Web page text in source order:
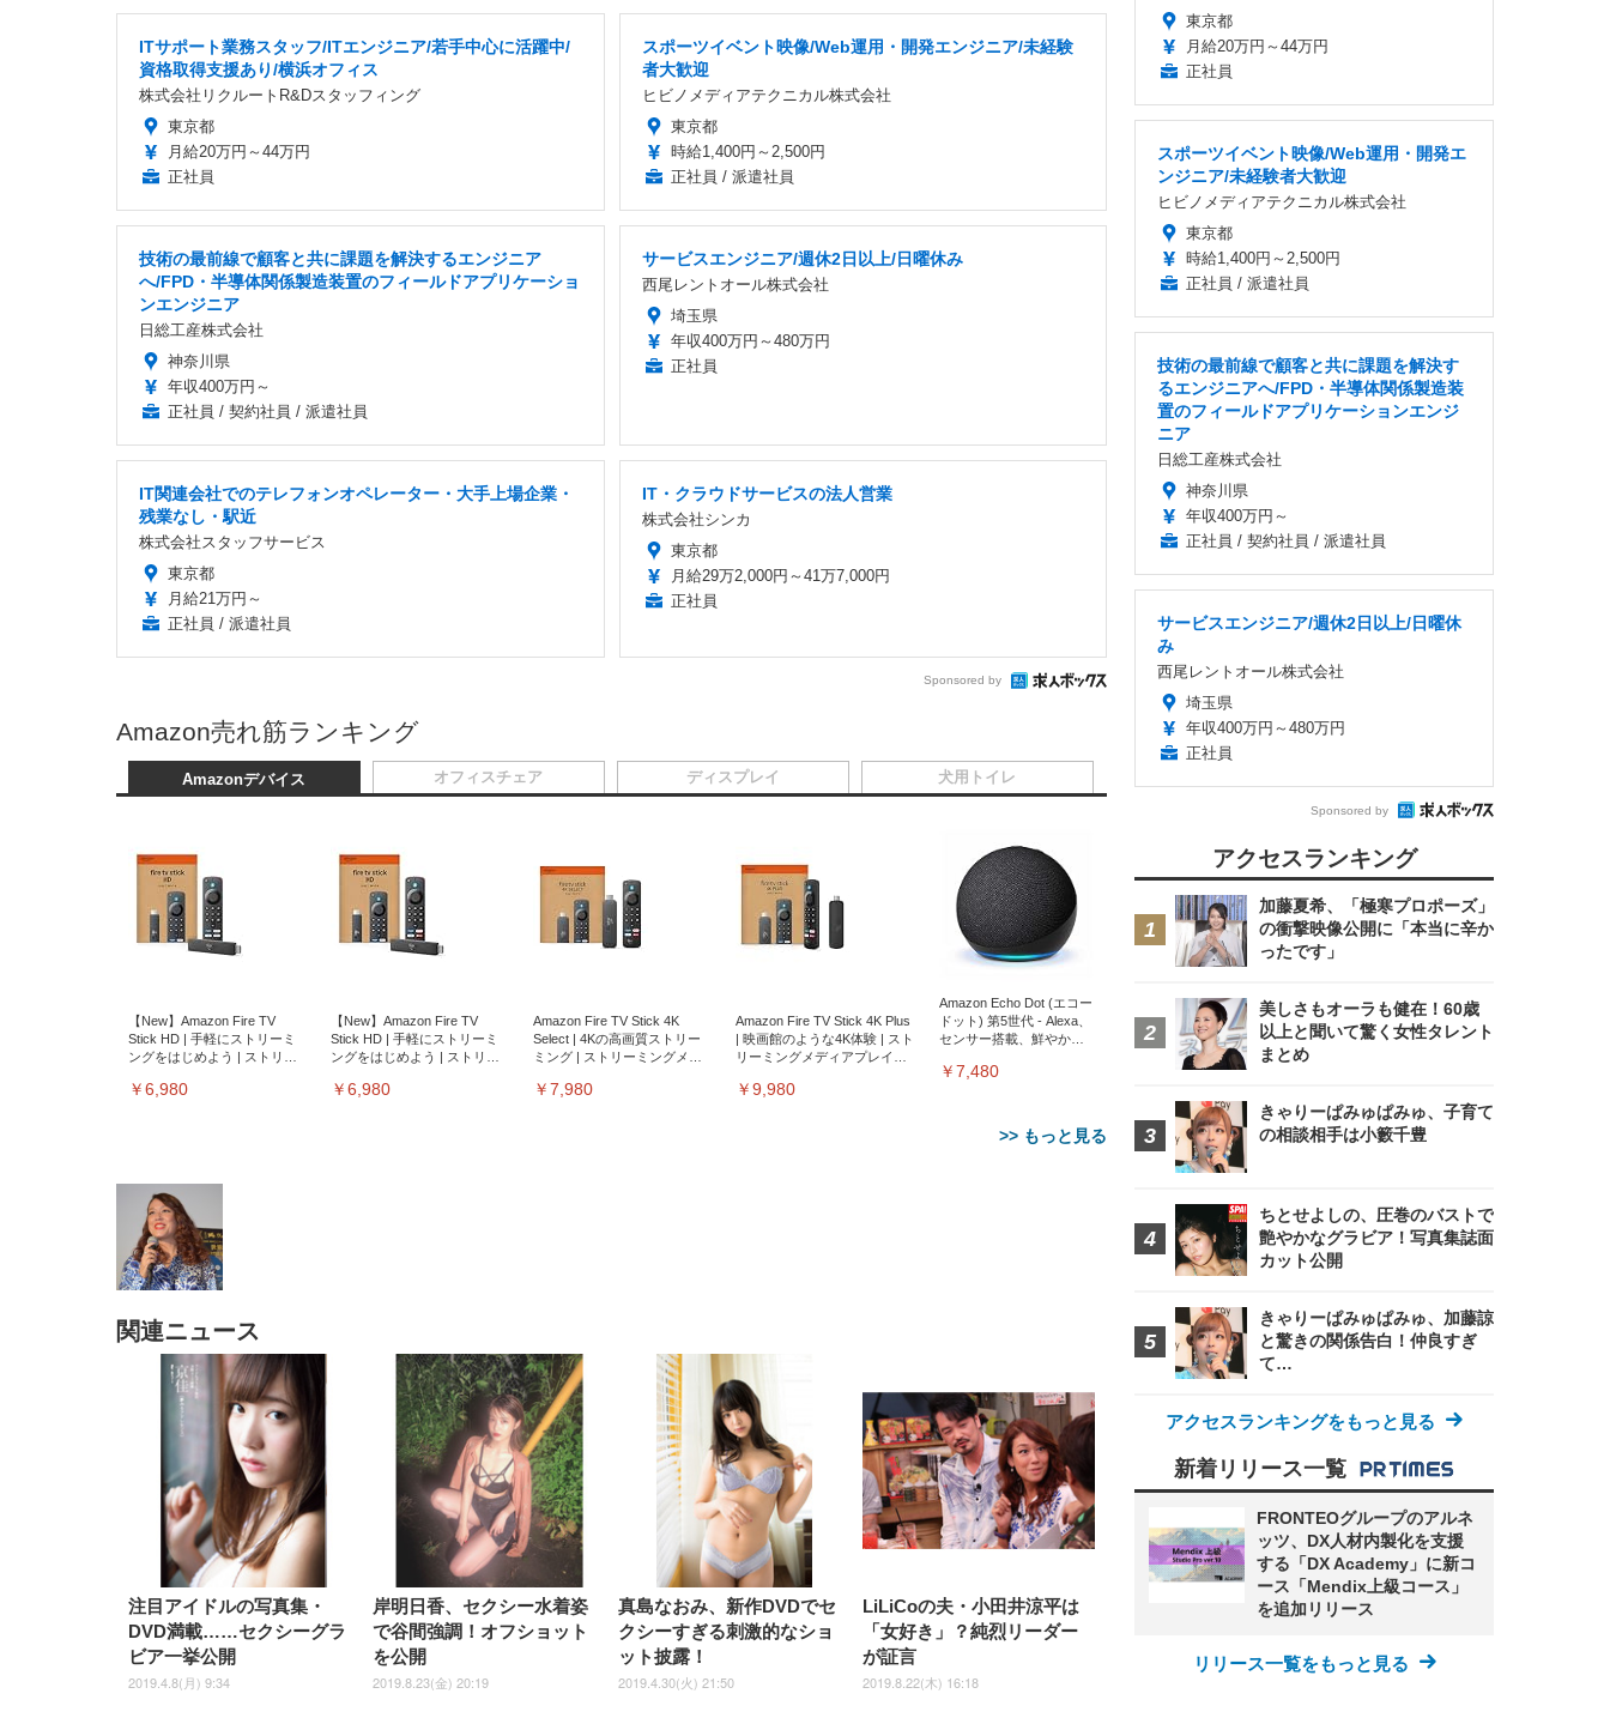
ITサポート業務スタッフ/ITエンジニア/若手中心に活躍中/
資格取得支援あり/横浜オフィス
株式会社リクルートR&Dスタッフィング
東京都
月給20万円～44万円
正社員
スポーツイベント映像/Web運用・開発エンジニア/未経験
者大歓迎
ヒビノメディアテクニカル株式会社
東京都
時給1,400円～2,500円
正社員 / 派遣社員
技術の最前線で顧客と共に課題を解決するエンジニア
へ/FPD・半導体関係製造装置のフィールドアプリケーショ
ンエンジニア
日総工産株式会社
神奈川県
年収400万円～
正社員 / 契約社員 / 派遣社員
サービスエンジニア/週休2日以上/日曜休み
西尾レントオール株式会社
埼玉県
年収400万円～480万円
正社員
IT関連会社でのテレフォンオペレーター・大手上場企業・
残業なし・駅近
株式会社スタッフサービス
東京都
月給21万円～
正社員 / 派遣社員
IT・クラウドサービスの法人営業
株式会社シンカ
東京都
月給29万2,000円～41万7,000円
正社員
Sponsored by
Amazon売れ筋ランキング
Amazonデバイス
【New】Amazon Fire TV
Stick HD | 手軽にストリーミ
ングをはじめよう | ストリー
￥6,980
【New】Amazon Fire TV
Stick HD | 手軽にストリーミ
ングをはじめよう | ストリー
￥6,980
Amazon Fire TV Stick 4K
Select | 4Kの高画質ストリー
ミング | ストリーミングメデ
￥7,980
Amazon Fire TV Stick 4K Plus
| 映画館のような4K体験 | スト
リーミングメディアプレイヤ
￥9,980
Amazon Echo Dot (エコー
ドット) 第5世代 - Alexa、
センサー搭載、鮮やかな
￥7,480
>> もっと見る
オフィスチェア
[EdoErgo] オフィスチェア 椅
子 テレワーク 疲れない 跳ね
上げ式アームレスト コンパク
ト 約105度ロッキング pc 事務
椅子 360度回転 座面昇降 強化
ナイロン樹脂ベース 通気性メ
ッシュ 在宅ワーク H-
WY01(黒網+黒枠+黒足)
￥5,699
SIHOO B100 オフィスチェア
／デスクチェア メッシュチェ
ア 人間工学 疲れない ブラッ
￥27,999
Sezlife オフィスチェア デスク
チェア 疲れない テレワーク
チェア 強化バックレスト 30
度ロッキング機能 人間工学 椅
子 腰サポート 90度跳ね上げ
式アームレスト 3Dヘッドレス
ト ハンガー付き 高反発クッシ
ョン PCチェア 通気性メッシ
ュ ゲーミング/勉強/事務用 お
しゃれ パソコンチェア (ブラ
ック)
￥7,680
チェア 疲れない テレワーク
チェア 強化バックレスト 30度
ロッキング機能 人間工学 椅子
腰サポート 90度跳ね上げ式ア
ームレスト 3Dヘッドレスト
ハンガー付き 高反発クッショ
ン PCチェア 通気性メッシュ
ゲーミング/勉強/事務用 おし
ゃれ パソコンチェア (ホワイ
￥7,680
ッシュ 通気性 ランバーサ
ポート付き 腰サポート ガ
ス圧無段階昇降 360度回
転 キャスター付き コンパ
クト 幅52×奥行58.5×高さ
84～96cm テレワーク 在
宅勤務 ブラック
￥4,139
ディスプレイ
EIZO ビジネス向けプレミア
ムモニター | FlexScan
EV3240X-WT | 31.5型4K
UHD・USB Type-C・ホワイ
￥105,595
EIZO ビジネス向けプレミア
ムモニター | FlexScan
EV2740X-WT | 27.0型4K
UHD・USB Type-C・ホワイ
【純正品】27"ゲーミングモ
ニター DualSense 充電フッ
ク付き（CFI-ZDM1J）
￥49,979
【整備済み品】Dell
E2724HS 27インチ 液晶モ
ニター フル
HD（1920×1080）VA 非光
沢 HDMI/DisplayPort/VGA
スピーカー内蔵 高さ調整 ス
イベル VESA対応
ComfortView ビジネス向け
￥15,800
Gaming Monitor 24” Essential ゲ
ーミングモニター QD 24.5インチ
1ms FHD 量子ドット 残像低減 (3
年保証 | 輝点保証 | 日本メーカー)
￥34,980
犬用トイレ
Amazonベーシック ペットシ
ーツ 薄型 レギュラー 1回使い
捨て 無香料 ホワイト 300枚
￥3,373
Amazonベーシック ペットシ
ーツ 厚型 ワイド 42枚x2袋(84
枚) ホワイト(吸収面:ライトブ
ネオ・ルーライフ ネオ・オム
ツ L 中型犬用 26枚入り 単品
￥1,800
ック) 【Amazon.co.jp限定】
Smart Basic アイリスオーヤマ
ペットシーツ 超厚型 お徳用
ワイド 100枚入 (x 1) (ケース
販売)
￥3,670
ュラー 200枚入
【Amazon.co.jp限定】
￥3,731
関連ニュース
注目アイドルの写真集・
DVD満載……セクシーグラ
ビア一挙公開
2019.4.8(月) 9:34
岸明日香、セクシー水着姿
で谷間強調！オフショット
を公開
2019.8.23(金) 20:19
真島なおみ、新作DVDでセ
クシーすぎる刺激的なショ
ット披露！
2019.4.30(火) 21:50
LiLiCoの夫・小田井涼平は
「女好き」？純烈リーダー
が証言
2019.8.22(木) 16:18
東京都
月給20万円～44万円
正社員
スポーツイベント映像/Web運用・開発エ
ンジニア/未経験者大歓迎
ヒビノメディアテクニカル株式会社
東京都
時給1,400円～2,500円
正社員 / 派遣社員
技術の最前線で顧客と共に課題を解決す
るエンジニアへ/FPD・半導体関係製造装
置のフィールドアプリケーションエンジ
ニア
日総工産株式会社
神奈川県
年収400万円～
正社員 / 契約社員 / 派遣社員
サービスエンジニア/週休2日以上/日曜休
み
西尾レントオール株式会社
埼玉県
年収400万円～480万円
正社員
Sponsored by
アクセスランキング
加藤夏希、「極寒プロポーズ」
の衝撃映像公開に「本当に辛か
ったです」
美しさもオーラも健在！60歳
以上と聞いて驚く女性タレント
まとめ
きゃりーぱみゅぱみゅ、子育て
の相談相手は小籔千豊
ちとせよしの、圧巻のバストで
艶やかなグラビア！写真集誌面
カット公開
きゃりーぱみゅぱみゅ、加藤諒
と驚きの関係告白！仲良すぎ
て…
アクセスランキングをもっと見る
新着リリース一覧
FRONTEOグループのアルネ
ッツ、DX人材内製化を支援
する「DX Academy」に新コ
ース「Mendix上級コース」
を追加リリース
リリース一覧をもっと見る